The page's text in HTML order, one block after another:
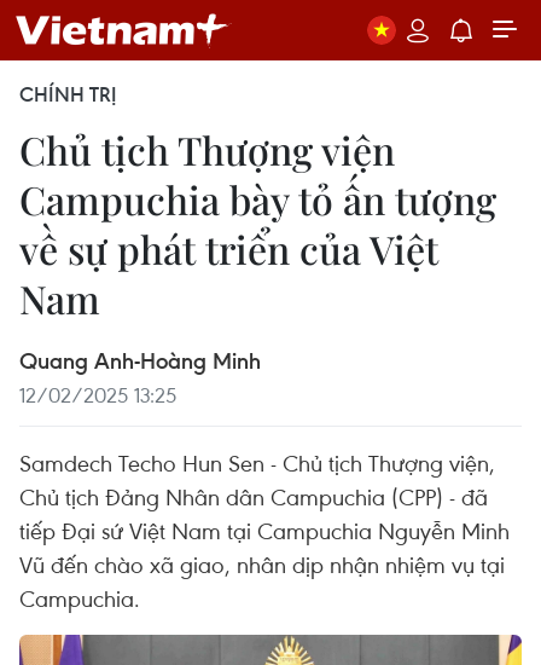
CHÍNH TRỊ
Chủ tịch Thượng viện
Campuchia bày tỏ ấn tượng
về sự phát triển của Việt
Nam
Quang Anh-Hoàng Minh
12/02/2025 13:25
Samdech Techo Hun Sen - Chủ tịch Thượng viện,
Chủ tịch Đảng Nhân dân Campuchia (CPP) - đã
tiếp Đại sứ Việt Nam tại Campuchia Nguyễn Minh
Vũ đến chào xã giao, nhân dịp nhận nhiệm vụ tại
Campuchia.